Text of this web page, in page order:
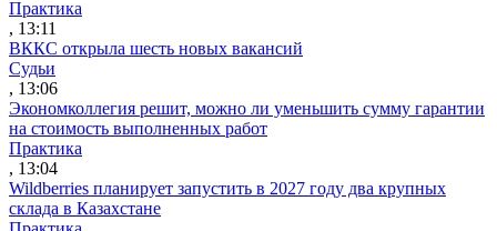
Практика
, 13:11
ВККС открыла шесть новых вакансий
Судьи
, 13:06
Экономколлегия решит, можно ли уменьшить сумму гарантии
на стоимость выполненных работ
Практика
, 13:04
Wildberries планирует запустить в 2027 году два крупных
склада в Казахстане